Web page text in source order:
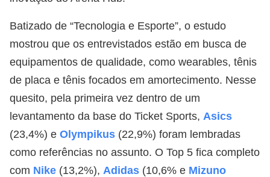
Batizado de “Tecnologia e Esporte”, o estudo
mostrou que os entrevistados estão em busca de
equipamentos de qualidade, como wearables, tênis
de placa e tênis focados em amortecimento. Nesse
quesito, pela primeira vez dentro de um
levantamento da base do Ticket Sports, Asics
(23,4%) e Olympikus (22,9%) foram lembradas
como referências no assunto. O Top 5 fica completo
com Nike (13,2%), Adidas (10,6% e Mizuno